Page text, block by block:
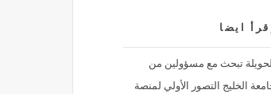
إقرأ ايضا
تبحث مع مسؤولين من
الخليج التصور الأولي لمنصة